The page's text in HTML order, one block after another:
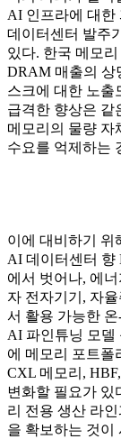
AI 인프라에 대한
데이터센터 발주
있다. 한국 메모
DRAM 매출의 상
스크에 대한 노출
급격한 향상은 같
메모리의 물량 자
수요를 억제하는
이에 대비하기 위
AI 데이터센터 향
에서 벗어나, 에
자 전자기기, 자
서 활용 가능한
AI 파인튜닝 모델
에 메모리 포트폴
CXL 메모리,
변화할 필요가 있
리 전용 생산 라
을 확보하는 것이